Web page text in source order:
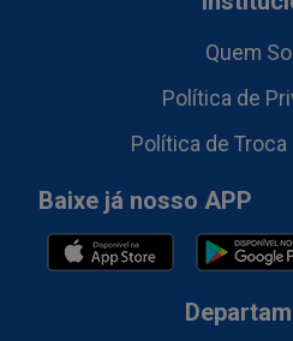
Quem
Política de
Política de
Baixe já nosso APP